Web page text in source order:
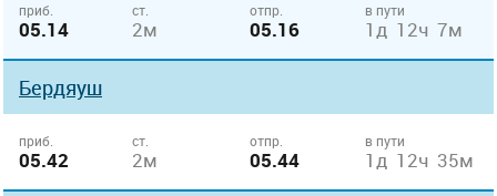
приб.
05.14
ст.
2м
отпр.
05.16
в пути
1д 12ч 7м
Бердяуш
приб.
05.42
ст.
2м
отпр.
05.44
в пути
1д 12ч 35м